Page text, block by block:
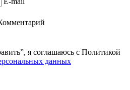
я соглашаюсь с Политикой
данных